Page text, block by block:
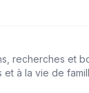
recherches et
à la vie de